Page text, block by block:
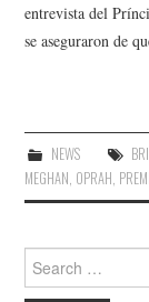
entrevista del
se aseguraron de
NEWS
MEGHAN, OPRAH,
Search
for: